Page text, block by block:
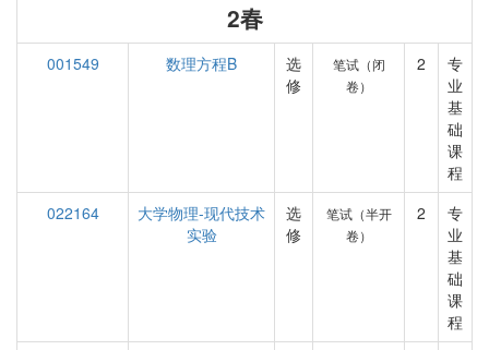
2春
001549 数理方程B
选
修
笔试（闭
卷）
2
专
业
基
础
课
程
022164
大学物理-现代技术
实验
选
修
笔试（半开
卷）
2
专
业
基
础
课
程